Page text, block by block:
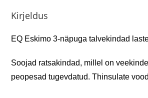
Kirjeldus
EQ Eskimo 3-näpuga talvekindad
Soojad ratsakindad, millel on
peopesad tugevdatud. Thinsulate